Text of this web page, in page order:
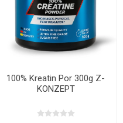
100% Kreatin Por 300g Z-
KONZEPT